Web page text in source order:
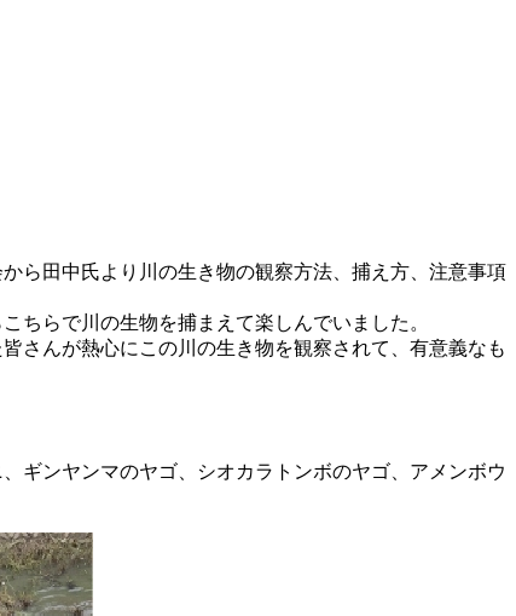
ら田中氏より川の生き物の観察方法、捕え方、注意事項
らで川の生物を捕まえて楽しんでいました。
さんが熱心にこの川の生き物を観察されて、有意義なも
ギンヤンマのヤゴ、シオカラトンボのヤゴ、アメンボウ